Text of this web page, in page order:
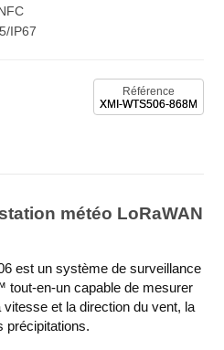
IP67
Référence
XMI-WTS506-868M
météo LoRaWAN
est un système de surveillance
tout-en-un capable de mesurer
vitesse et la direction du vent, la
précipitations.